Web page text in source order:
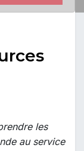
les
au service